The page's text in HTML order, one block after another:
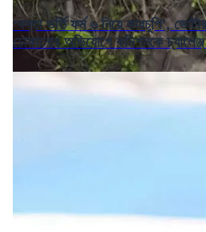
‘বস্তা ভর্তি ফর্ম ৬ নিয়ে কারচুপি’,
ঢোকানোর অভিযোগে কমিশনকে